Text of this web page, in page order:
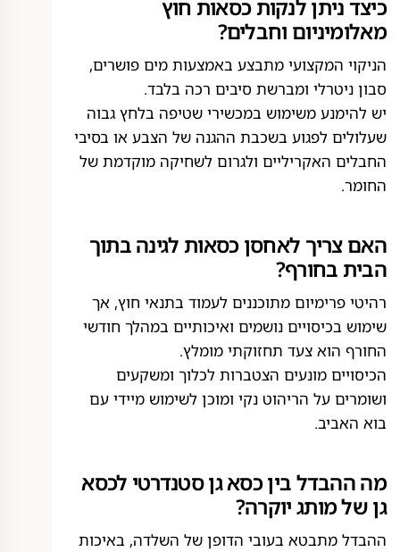
כיצד ניתן לנקות כסאות חוץ
מאלומיניום וחבלים?
הניקוי המקצועי מתבצע באמצעות מים פושרים,
סבון ניטרלי ומברשת סיבים רכה בלבד.
יש להימנע משימוש במכשירי שטיפה בלחץ גבוה
שעלולים לפגוע בשכבת ההגנה של הצבע או בסיבי
החבלים האקריליים ולגרום לשחיקה מוקדמת של
החומר.
האם צריך לאחסן כסאות לגינה בתוך
הבית בחורף?
רהיטי פרימיום מתוכננים לעמוד בתנאי חוץ, אך
שימוש בכיסויים נושמים ואיכותיים במהלך חודשי
החורף הוא צעד תחזוקתי מומלץ.
הכיסויים מונעים הצטברות לכלוך ומשקעים
ושומרים על הריהוט נקי ומוכן לשימוש מיידי עם
בוא האביב.
מה ההבדל בין כסא גן סטנדרטי לכסא
גן של מותג יוקרה?
ההבדל מתבטא בעובי הדופן של השלדה, באיכות